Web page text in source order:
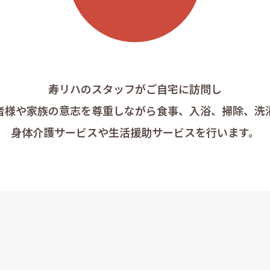
寿リハのスタッフがご自宅に訪問し
様や家族の意志を尊重しながら食事、入浴、掃除、洗
身体介護サービスや生活援助サービスを行います。